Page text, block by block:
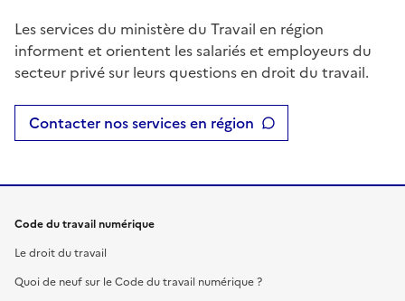
Les services du ministère du Travail en région
informent et orientent les salariés et employeurs du
secteur privé sur leurs questions en droit du travail.
Contacter nos services en région
Code du travail numérique
Le droit du travail
Quoi de neuf sur le Code du travail numérique ?